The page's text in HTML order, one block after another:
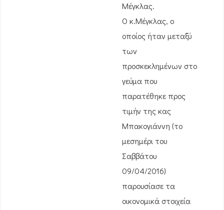
Μέγκλας.
Ο κ.Μέγκλας, ο
οποίος ήταν μεταξύ
των
προσκεκλημένων στο
γεύμα που
παρατέθηκε προς
τιμήν της κας
Μπακογιάννη (το
μεσημέρι του
Σαββάτου
09/04/2016)
παρουσίασε τα
οικονομικά στοιχεία